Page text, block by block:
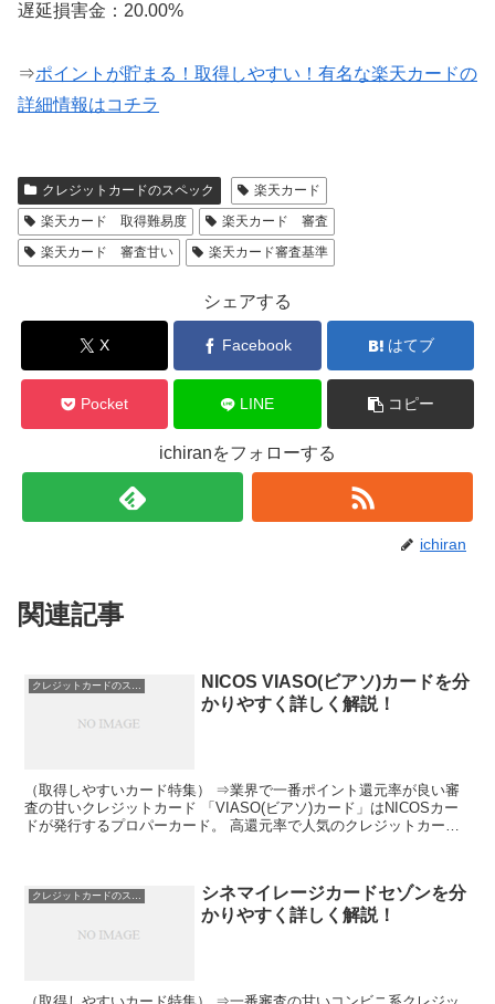
遅延損害金：20.00%
⇒ポイントが貯まる！取得しやすい！有名な楽天カードの
詳細情報はコチラ
クレジットカードのスペック
楽天カード
楽天カード 取得難易度
楽天カード 審査
楽天カード 審査甘い
楽天カード審査基準
シェアする
X Facebook はてブ
Pocket LINE コピー
ichiranをフォローする
ichiran
関連記事
NICOS VIASO(ビアソ)カードを分
かりやすく詳しく解説！
（取得しやすいカード特集） ⇒業界で一番ポイント還元率が良い審
査の甘いクレジットカード 「VIASO(ビアソ)カード」はNICOSカー
ドが発行するプロパーカード。 高還元率で人気のクレジットカード
クレジットカードのスペック
シネマイレージカードセゾンを分
かりやすく詳しく解説！